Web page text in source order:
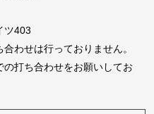
ツ403
わせは行っておりません。
打ち合わせをお願いしてお